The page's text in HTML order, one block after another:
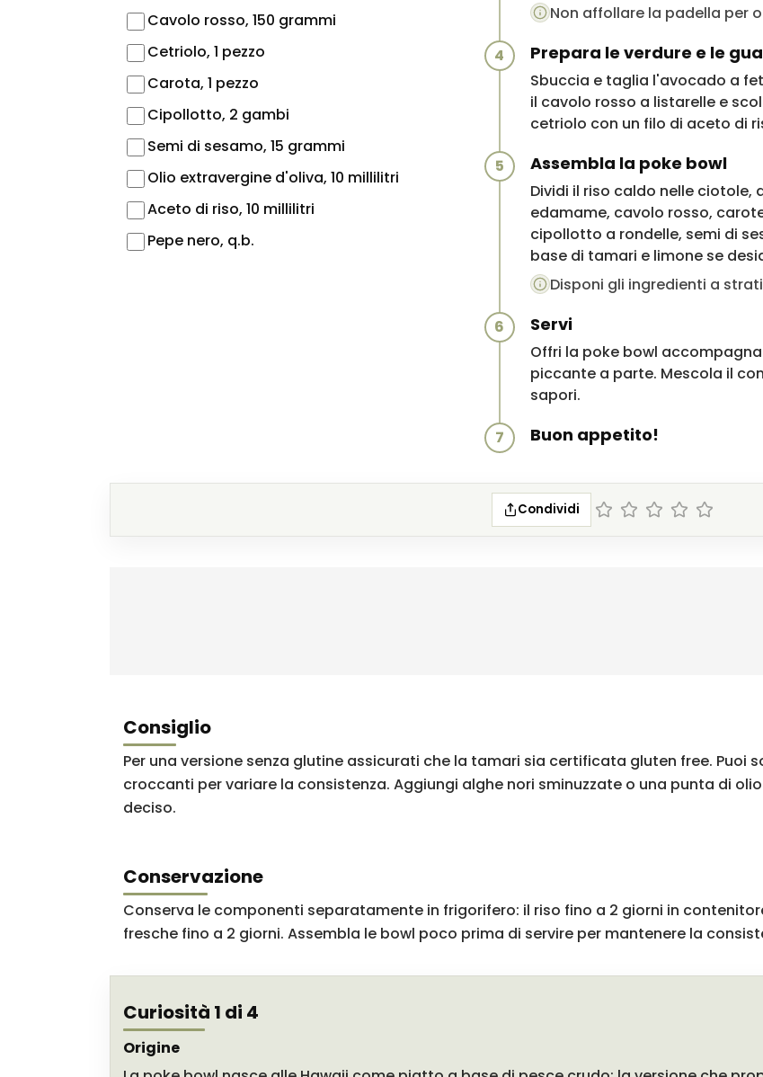
Cavolo rosso, 150 grammi
Cetriolo, 1 pezzo
Carota, 1 pezzo
Cipollotto, 2 gambi
Semi di sesamo, 15 grammi
Olio extravergine d'oliva, 10 millilitri
Aceto di riso, 10 millilitri
Pepe nero, q.b.
Non affollare la padella per
4 Prepara le verdure e le
Sbuccia e taglia l'avocado a
il cavolo rosso a listarelle e
cetriolo con un filo di aceto di
5 Assembla la poke bowl
Dividi il riso caldo nelle
edamame, cavolo rosso,
cipollotto a rondelle, semi di
base di tamari e limone se
Disponi gli ingredienti a
6 Servi
Offri la poke bowl
piccante a parte. Mescola il
sapori.
7 Buon appetito!
Condividi
Consiglio
Per una versione senza glutine assicurati che la tamari sia certificata gluten free. Puoi
croccanti per variare la consistenza. Aggiungi alghe nori sminuzzate o una punta di
deciso.
Conservazione
Conserva le componenti separatamente in frigorifero: il riso fino a 2 giorni in
fresche fino a 2 giorni. Assembla le bowl poco prima di servire per mantenere la
Curiosità 1 di 4
Origine